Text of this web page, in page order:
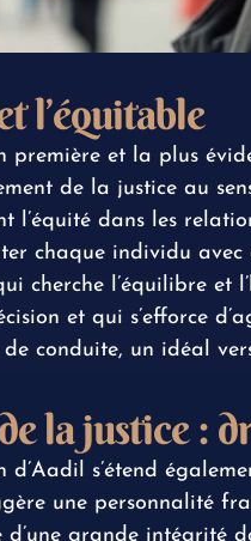
l’équitable
première et la plus
de la justice au
l’équité dans les
chaque individu avec
cherche l’équilibre et
et qui s’efforce
conduite, un idéal
la justice :
s’étend
une personnalité
grande intégrité